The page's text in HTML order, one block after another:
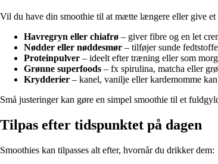
Vil du have din smoothie til at mætte længere eller give
Havregryn eller chiafrø – giver fibre og en let
Nødder eller nøddesmør – tilføjer sunde
Proteinpulver – ideelt efter træning eller som
Grønne superfoods – fx spirulina, matcha eller
Krydderier – kanel, vanilje eller kardemomme
Små justeringer kan gøre en simpel smoothie til et
Tilpas efter tidspunktet på dagen
Smoothies kan tilpasses alt efter, hvornår du drikker dem: